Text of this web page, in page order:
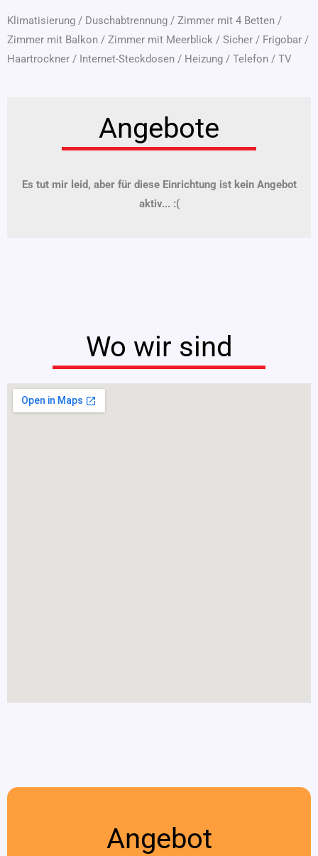
Klimatisierung / Duschabtrennung / Zimmer mit 4 Betten /
Zimmer mit Balkon / Zimmer mit Meerblick / Sicher / Frigobar /
Haartrockner / Internet-Steckdosen / Heizung / Telefon / TV
Angebote
Es tut mir leid, aber für diese Einrichtung ist kein Angebot
aktiv... :(
Wo wir sind
Angebot